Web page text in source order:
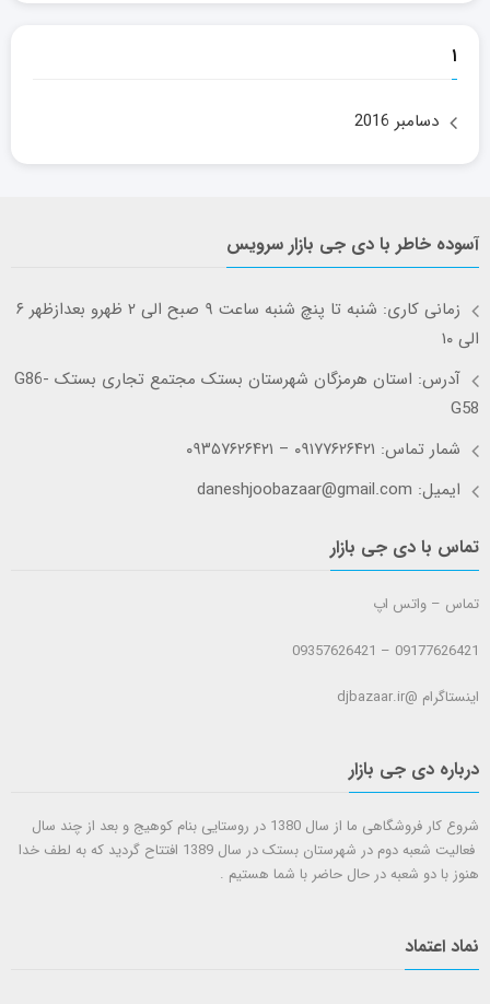
۱
دسامبر 2016
آسوده خاطر با دی جی بازار سرویس
زمانی کاری: شنبه تا پنچ شنبه ساعت ۹ صبح الی ۲ ظهرو بعدازظهر ۶
الی ۱۰
آدرس: استان هرمزگان شهرستان بستک مجتمع تجاری بستک G86-
G58
شمار تماس: ۰۹۱۷۷۶۲۶۴۲۱ – ۰۹۳۵۷۶۲۶۴۲۱
ایمیل: daneshjoobazaar@gmail.com
تماس با دی جی بازار
تماس – واتس اپ
09177626421 – 09357626421
اینستاگرام @djbazaar.ir
درباره دی جی بازار
شروع کار فروشگاهی ما از سال 1380 در روستایی بنام کوهیج و بعد از چند سال
فعالیت شعبه دوم در شهرستان بستک در سال 1389 افتتاح گردید که به لطف خدا
هنوز با دو شعبه در حال حاضر با شما هستيم .
نماد اعتماد